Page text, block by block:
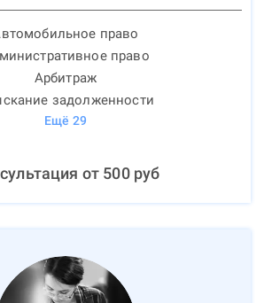
право
право
Арбитраж
задолженности
Ещё 29
от 500руб